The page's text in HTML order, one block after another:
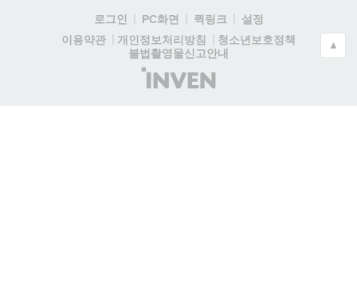
로그인 PC화면 퀵링크
설정
이용약관
개인정보처리방침
청소년보호정책
불법촬영물신고안내
(주)
인
▲